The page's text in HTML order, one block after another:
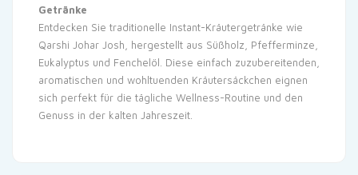
Getränke
Entdecken Sie traditionelle Instant-Kräutergetränke wie
Qarshi Johar Josh, hergestellt aus Süßholz, Pfefferminze,
Eukalyptus und Fenchelöl. Diese einfach zuzubereitenden,
aromatischen und wohltuenden Kräutersäckchen eignen
sich perfekt für die tägliche Wellness-Routine und den
Genuss in der kalten Jahreszeit.